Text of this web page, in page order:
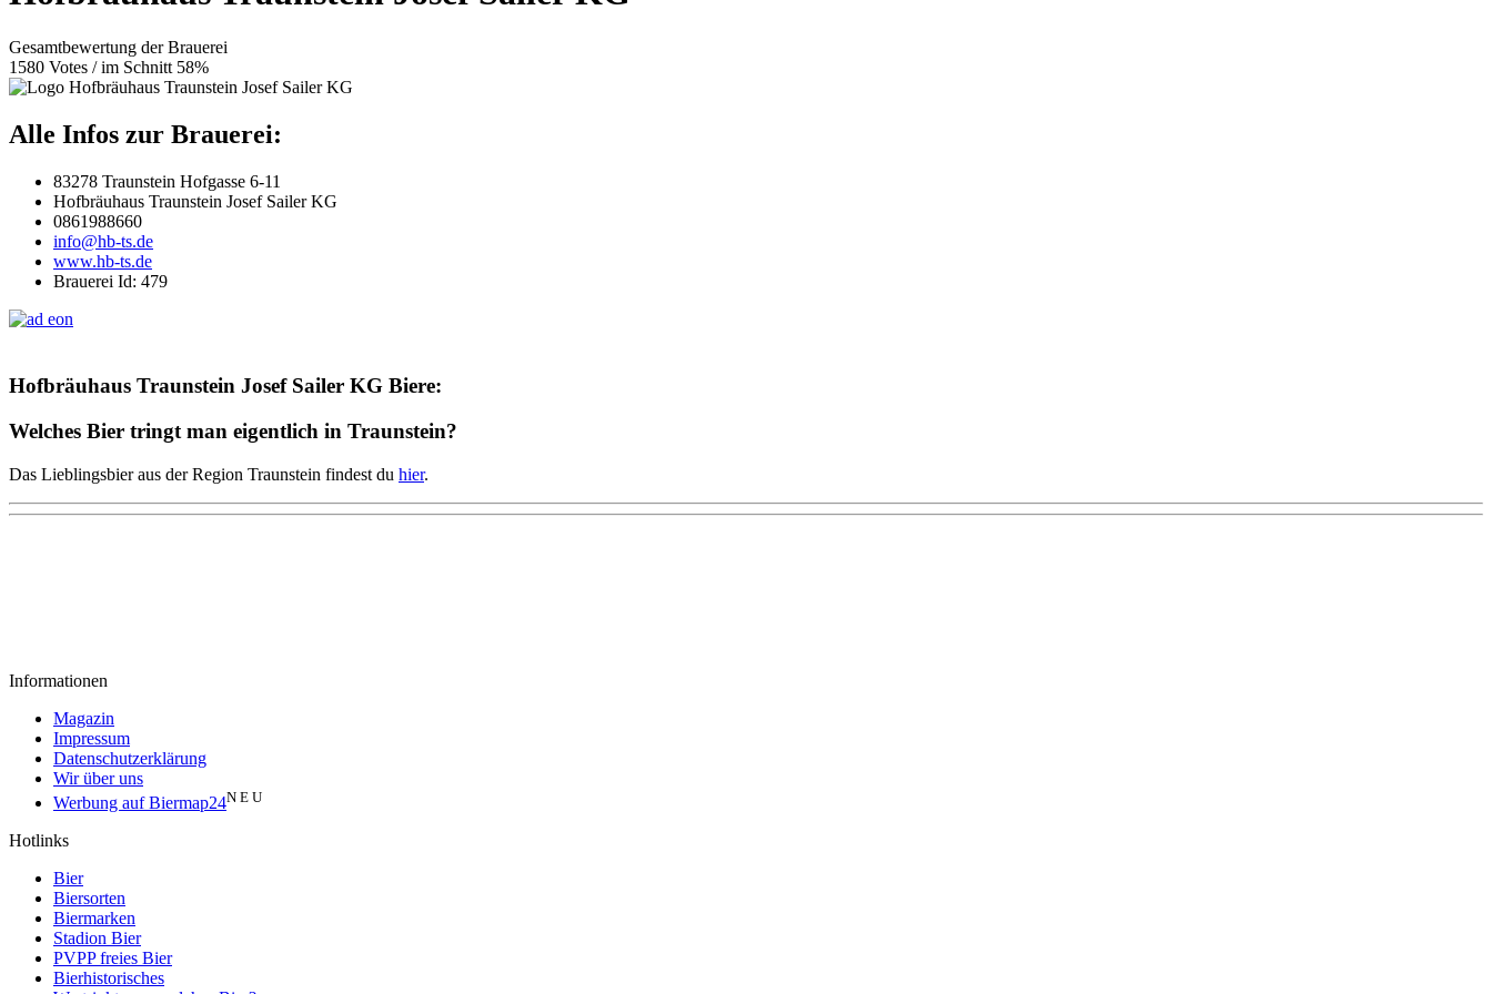
Gesamtbewertung der Brauerei
1580 Votes / im Schnitt 58%
Alle Infos zur Brauerei:
83278 Traunstein Hofgasse 6-11
Hofbräuhaus Traunstein Josef Sailer KG
0861988660
info@hb-ts.de
www.hb-ts.de
Brauerei Id: 479
Hofbräuhaus Traunstein Josef Sailer KG Biere:
Welches Bier tringt man eigentlich in Traunstein?
Das Lieblingsbier aus der Region Traunstein findest du hier.
Informationen
Magazin
Impressum
Datenschutzerklärung
Wir über uns
Werbung auf Biermap24N E U
Hotlinks
Bier
Biersorten
Biermarken
Stadion Bier
PVPP freies Bier
Bierhistorisches